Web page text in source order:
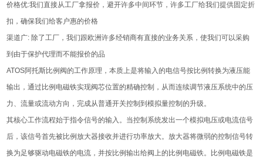
价格优:我们直接从工厂拿报价，避开许多中间环节，许多工厂给我们提供固定折
扣，确保我们给客户惠的价格
渠道广: 除了工厂，我们跟欧洲许多经销商有直接的业务关系，使我们可以采购
到由于保护代理而不能报价的品
ATOS阿托斯比例阀的工作原理，本质上是将输入的电信号按比例转换为液压能
输出，通过比例电磁铁实现阀芯位置的精确控制，从而连续调节液压系统中的压
力、流量或流动方向，完成从普通开关控制到模拟量控制的升级。
其核心工作流程始于指令信号的输入。当控制系统发出一个模拟电压或电流信号
后，该信号首先被比例放大器接收并进行功率放大。放大器将微弱的控制信号转
换为足够驱动电磁铁的电流，并按比例输出给阀上的比例电磁铁。比例电磁铁是